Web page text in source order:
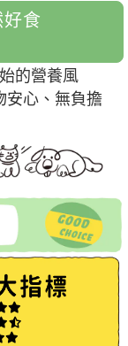
食
的營養風
安心、無負擔